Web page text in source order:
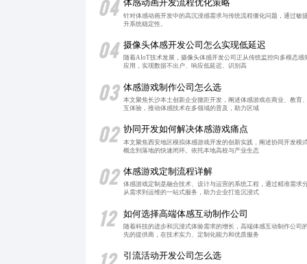
04 体感动画开发流程优化策略
针对体感动画开发中的高沉浸感需求与传统流程僵化问题，通过
升系统稳定性。
04 摄像头体感开发公司怎么实现低延迟
随着AIoT技术发展，摄像头体感开发公司正从传统监控向多模态
应用，实现数据不出户、响应低延迟、识别高
03 体感游戏制作公司怎么选
本文聚焦长沙本土创新企业微距开发，阐述体感游戏在商业、教
互体验，推动体感技术在多领域的普及，助力区域
02 协同开发如何解决体感游戏痛点
本文聚焦西安地区模拟体感游戏开发的创新实践，阐述协同开发
概念到落地的快速闭环。依托本地高校与产业生态
02 体感游戏定制流程详解
体感游戏定制是融合技术、设计与运营的系统工程，通过精准需
从需求到运维的一站式服务，助力企业打造沉浸式
12 如何选择高端体感互动制作公司
随着科技的进步和沉浸式体验需求的增长，高端体感互动制作公
先的提供商，在技术实力、定制化能力和优质服务
引流活动开发公司怎么选